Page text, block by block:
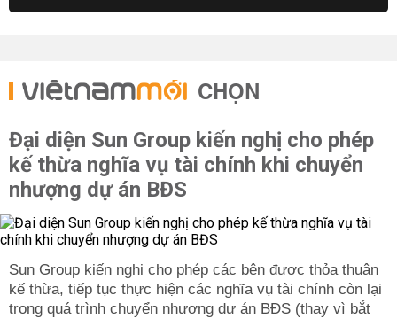
CHỌN
Đại diện Sun Group kiến nghị cho phép
kế thừa nghĩa vụ tài chính khi chuyển
nhượng dự án BĐS
Sun Group kiến nghị cho phép các bên được thỏa thuận
kế thừa, tiếp tục thực hiện các nghĩa vụ tài chính còn lại
trong quá trình chuyển nhượng dự án BĐS (thay vì bắt